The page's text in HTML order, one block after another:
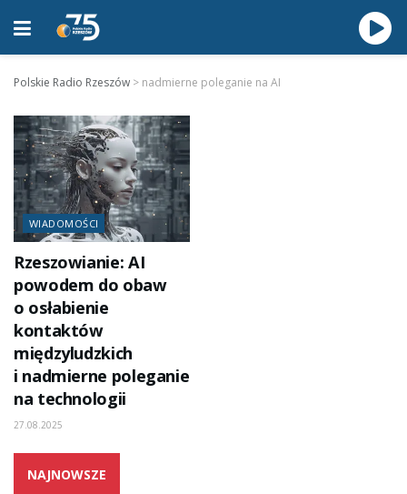
Polskie Radio Rzeszów > nadmierne poleganie na AI
WIADOMOŚCI
Rzeszowianie: AI
powodem do obaw
o osłabienie
kontaktów
międzyludzkich
i nadmierne poleganie
na technologii
27.08.2025
NAJNOWSZE